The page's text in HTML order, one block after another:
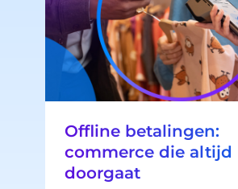
Offline betalingen:
commerce die altijd
doorgaat